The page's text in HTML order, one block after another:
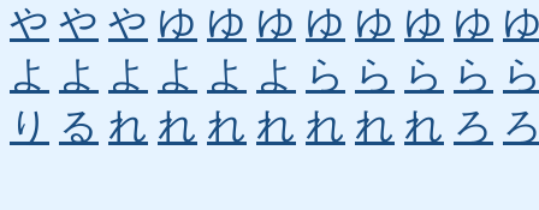
や や や ゆ ゆ ゆ ゆ ゆ ゆ ゆ
よ よ よ よ よ よ ら ら ら ら
り る れ れ れ れ れ れ れ ろ